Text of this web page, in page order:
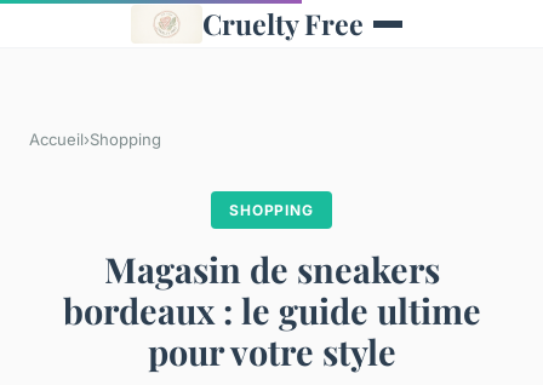
Cruelty Free
Accueil›Shopping
SHOPPING
Magasin de sneakers
bordeaux : le guide ultime
pour votre style